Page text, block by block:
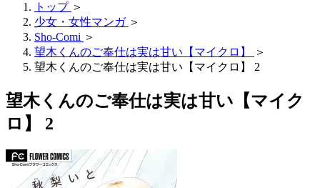
トップ ＞
少女・女性マンガ ＞
Sho-Comi ＞
望木くんのご奉仕は実は甘い【マイクロ】
＞
望木くんのご奉仕は実は甘い【マイクロ】 2
望木くんのご奉仕は実は甘い【マイク
ロ】 2